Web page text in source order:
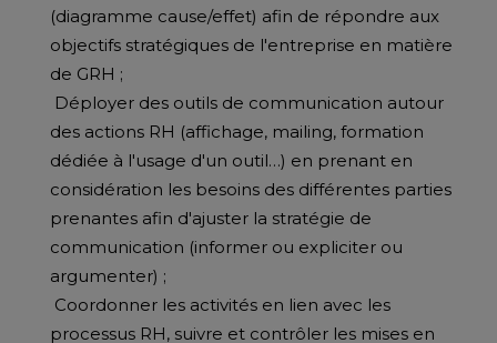
(diagramme cause/effet) afin de répondre aux
objectifs stratégiques de l'entreprise en matière
de GRH ;
Déployer des outils de communication autour
des actions RH (affichage, mailing, formation
dédiée à l'usage d'un outil…) en prenant en
considération les besoins des différentes parties
prenantes afin d'ajuster la stratégie de
communication (informer ou expliciter ou
argumenter) ;
Coordonner les activités en lien avec les
processus RH, suivre et contrôler les mises en